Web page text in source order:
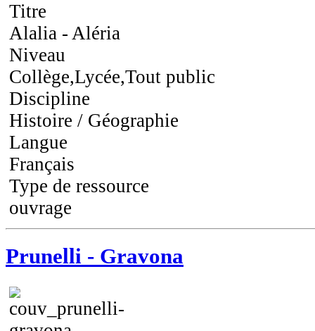
Titre
Alalia - Aléria
Niveau
Collège,Lycée,Tout public
Discipline
Histoire / Géographie
Langue
Français
Type de ressource
ouvrage
Prunelli - Gravona